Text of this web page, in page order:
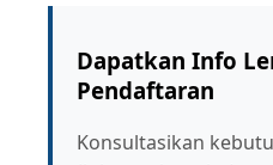
Dapatkan Info
Pendaftaran
Konsultasikan